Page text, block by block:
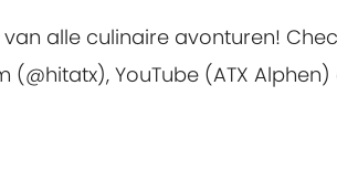
alle culinaire avonturen!
YouTube (ATX